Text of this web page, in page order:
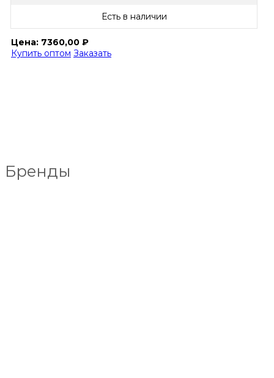
Есть в наличии
Цена: 7360,00 ₽
Купить оптом Заказать
Бренды